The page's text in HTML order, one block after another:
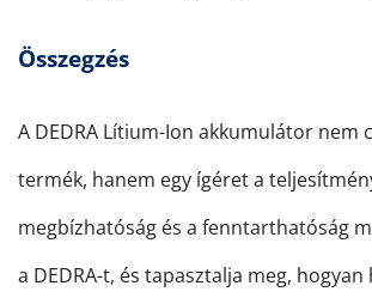
Összegzés
A DEDRA Lítium-Ion akkumulátor nem
termék, hanem egy ígéret a
megbízhatóság és a fenntarthatóság
a DEDRA-t, és tapasztalja meg,